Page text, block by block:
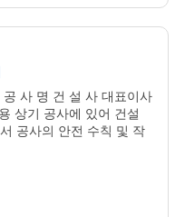
사 명 건 설 사 대표이사
상기 공사에 있어 건설
공사의 안전 수칙 및 작